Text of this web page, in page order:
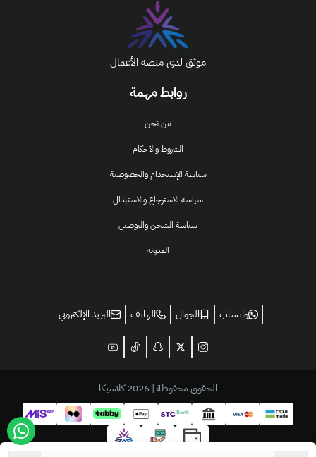
روابط مهمة
من نحن
الشروط والأحكام
سياسة الإستخدام والخصوصية
سياسة الاسترجاع والاستبدال
سياسة الشحن والتوصيل
المدونة
موثق لدى منصة الأعمال
واتساب الجوال الهاتف البريد الإلكتروني
الحقوق محفوظة | 2026 كلاسيكا